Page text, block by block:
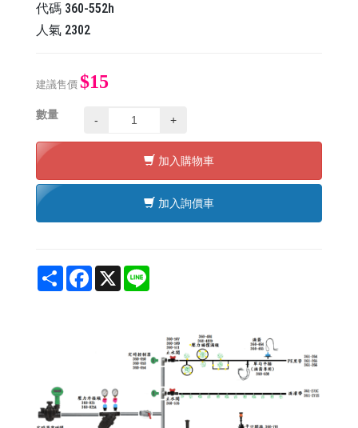
代碼 360-552h
人氣 2302
建議售價 $15
數量 - +
加入購物車
加入詢價車
Share Facebook
X